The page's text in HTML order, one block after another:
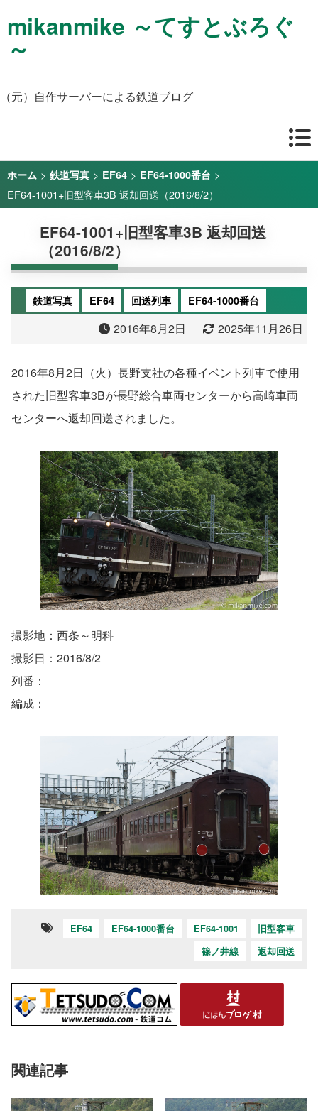
mikanmike ～てすとぶろぐ
～
（元）自作サーバーによる鉄道ブログ
ホーム > 鉄道写真 > EF64 > EF64-1000番台 >
EF64-1001+旧型客車3B 返却回送（2016/8/2）
EF64-1001+旧型客車3B 返却回送
（2016/8/2）
鉄道写真 EF64 回送列車 EF64-1000番台
2016年8月2日 2025年11月26日
2016年8月2日（火）長野支社の各種イベント列車で使用
された旧型客車3Bが長野総合車両センターから高崎車両
センターへ返却回送されました。
撮影地：西条～明科
撮影日：2016/8/2
列番：
編成：
EF64 EF64-1000番台 EF64-1001
旧型客車
篠ノ井線
返却回送
関連記事